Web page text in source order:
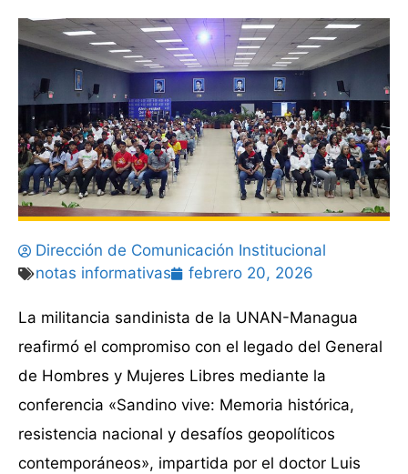
Dirección de Comunicación Institucional
notas informativas
febrero 20, 2026
La militancia sandinista de la UNAN-Managua
reafirmó el compromiso con el legado del General
de Hombres y Mujeres Libres mediante la
conferencia «Sandino vive: Memoria histórica,
resistencia nacional y desafíos geopolíticos
contemporáneos», impartida por el doctor Luis